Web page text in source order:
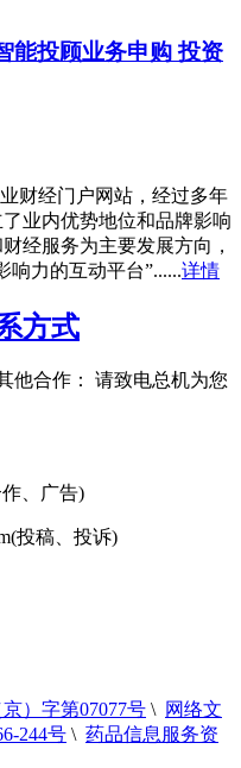
能投顾业务申购 投资
财经门户网站，经过多年
业内优势地位和品牌影响
经服务为主要发展方向，
响力的互动平台”......详情
方式
他合作： 请致电总机为您
、广告)
(投稿、投诉)
）字第07077号 \ 网络文
244号 \ 药品信息服务资